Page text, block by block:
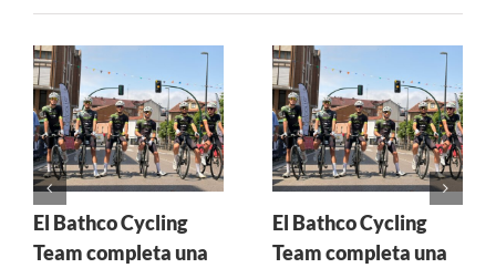
El Bathco Cycling
Team completa una
El Bathco Cycling
Team completa una